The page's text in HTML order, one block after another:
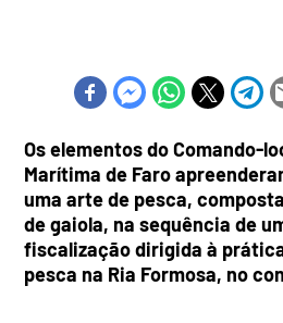
Os elementos do Comando-
Marítima de Faro
uma arte de pesca,
de gaiola, na sequência de
fiscalização dirigida à
pesca na Ria Formosa, no